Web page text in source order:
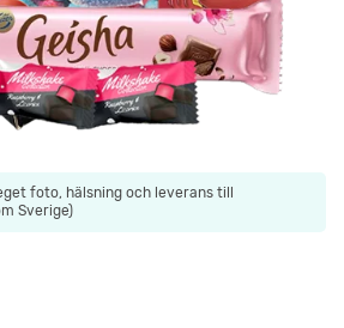
foto, hälsning och leverans till
Sverige)